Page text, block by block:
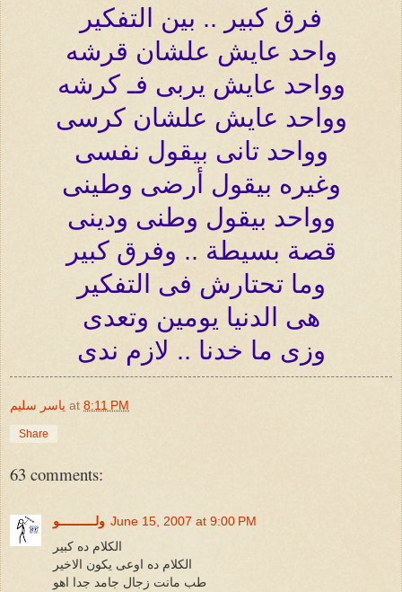
فرق كبير .. بين التفكير
واحد عايش علشان قرشه
وواحد عايش يربى فـ كرشه
وواحد عايش علشان كرسى
وواحد تانى بيقول نفسى
وغيره بيقول أرضى وطينى
وواحد بيقول وطنى ودينى
قصة بسيطة .. وفرق كبير
وما تحتارش فى التفكير
هى الدنيا يومين وتعدى
وزى ما خدنا .. لازم ندى
ياسر سليم at 8:11 PM
Share
63 comments:
ولــــــــــو June 15, 2007 at 9:00 PM
الكلام ده كبير
الكلام ده اوعى يكون الاخير
طب مانت زجال جامد جدا اهو